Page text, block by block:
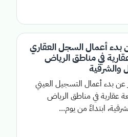
بدء أعمال السجل العقاري
قطعة عقارية في مناطق الرياض
والشرقية
عن بدء أعمال التسجيل العيني
(167,352) قطعة عقارية في مناطق الرياض
ابتداءً من يوم...